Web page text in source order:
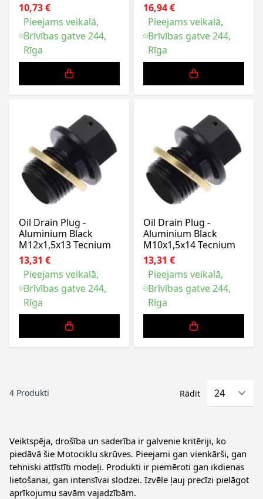
10,73 €
Pieejams veikalā,
Brīvības gatve 244,
Rīga
16,94 €
Pieejams veikalā,
Brīvības gatve 244,
Rīga
Oil Drain Plug -
Aluminium Black
M12x1,5x13 Tecnium
13,31 €
Pieejams veikalā,
Brīvības gatve 244,
Rīga
Oil Drain Plug -
Aluminium Black
M10x1,5x14 Tecnium
13,31 €
Pieejams veikalā,
Brīvības gatve 244,
Rīga
4 Produkti Rādīt
Veiktspēja, drošība un saderība ir galvenie kritēriji, ko
piedāvā šie Motociklu skrūves. Pieejami gan vienkārši, gan
tehniski attīstīti modeļi. Produkti ir piemēroti gan ikdienas
lietošanai, gan intensīvai slodzei. Izvēle ļauj precīzi pielāgot
aprīkojumu savām vajadzībām.